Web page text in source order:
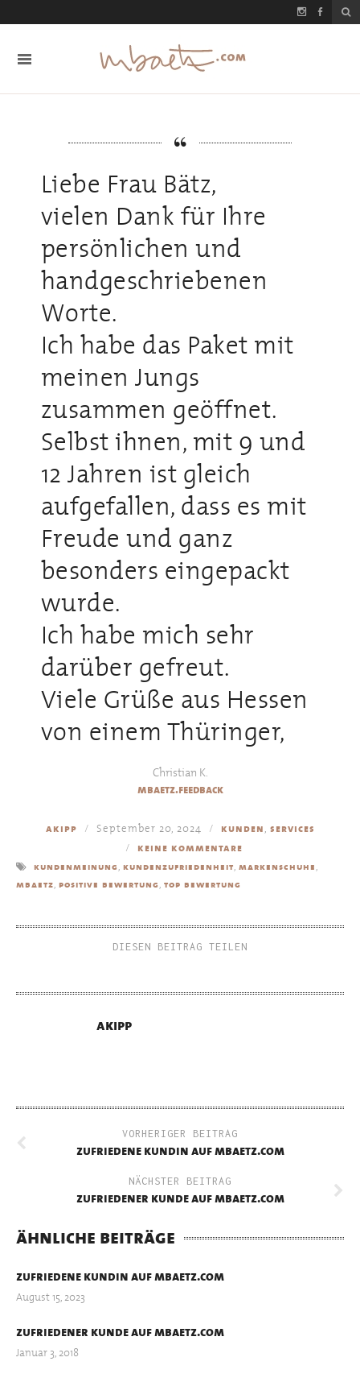
Liebe Frau Bätz,
vielen Dank für Ihre
persönlichen und
handgeschriebenen
Worte.
Ich habe das Paket mit
meinen Jungs
zusammen geöffnet.
Selbst ihnen, mit 9 und
12 Jahren ist gleich
aufgefallen, dass es mit
Freude und ganz
besonders eingepackt
wurde.
Ich habe mich sehr
darüber gefreut.
Viele Grüße aus Hessen
von einem Thüringer,
Christian K.
mbaetz.feedback
akipp September 20, 2024 kunden, services
keine kommentare
kundenmeinung , kundenzufriedenheit, markenschuhe ,
mbaetz, positive bewertung , top bewertung
DIESEN BEITRAG TEILEN
akipp
VORHERIGER BEITRAG
zufriedene kundin auf mbaetz.com
NÄCHSTER BEITRAG
zufriedener kunde auf mbaetz.com
ähnliche beiträge
zufriedene kundin auf mbaetz.com
August 15, 2023
zufriedener kunde auf mbaetz.com
Januar 3, 2018